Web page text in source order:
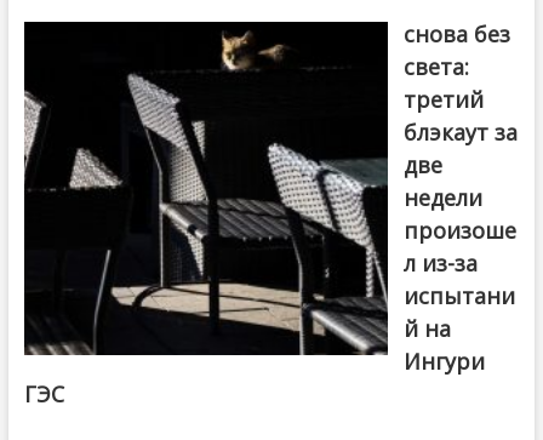
снова без
света:
третий
блэкаут за
две
недели
произоше
л из-за
испытани
й на
Ингури
ГЭС